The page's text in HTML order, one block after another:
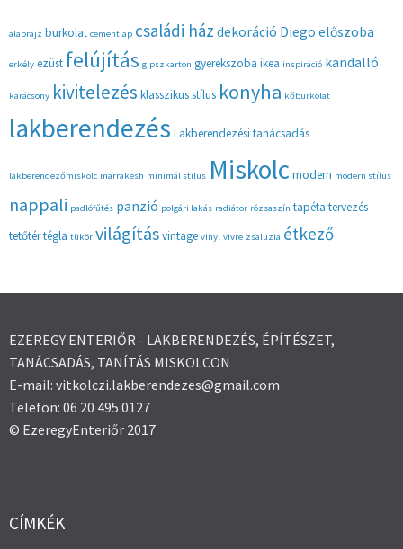
alaprajz burkolat cementlap családi ház dekoráció Diego előszoba
erkély ezüst felújítás gipszkarton gyerekszoba ikea inspiráció kandalló
karácsony kivitelezés klasszikus stílus konyha kőburkolat
lakberendezés Lakberendezési tanácsadás
lakberendezőmiskolc marrakesh minimál stílus Miskolc modern modern stílus
nappali padlófűtés panzió polgári lakás radiátor rózsaszín tapéta tervezés
tetőtértégla tükör világításvintage vinyl vivre zsaluzia étkező
EZEREGY ENTERIŐR - LAKBERENDEZÉS, ÉPÍTÉSZET,
TANÁCSADÁS, TANÍTÁS MISKOLCON
E-mail: vitkolczi.lakberendezes@gmail.com
Telefon: 06 20 495 0127
© EzeregyEnteriőr 2017
CÍMKÉK